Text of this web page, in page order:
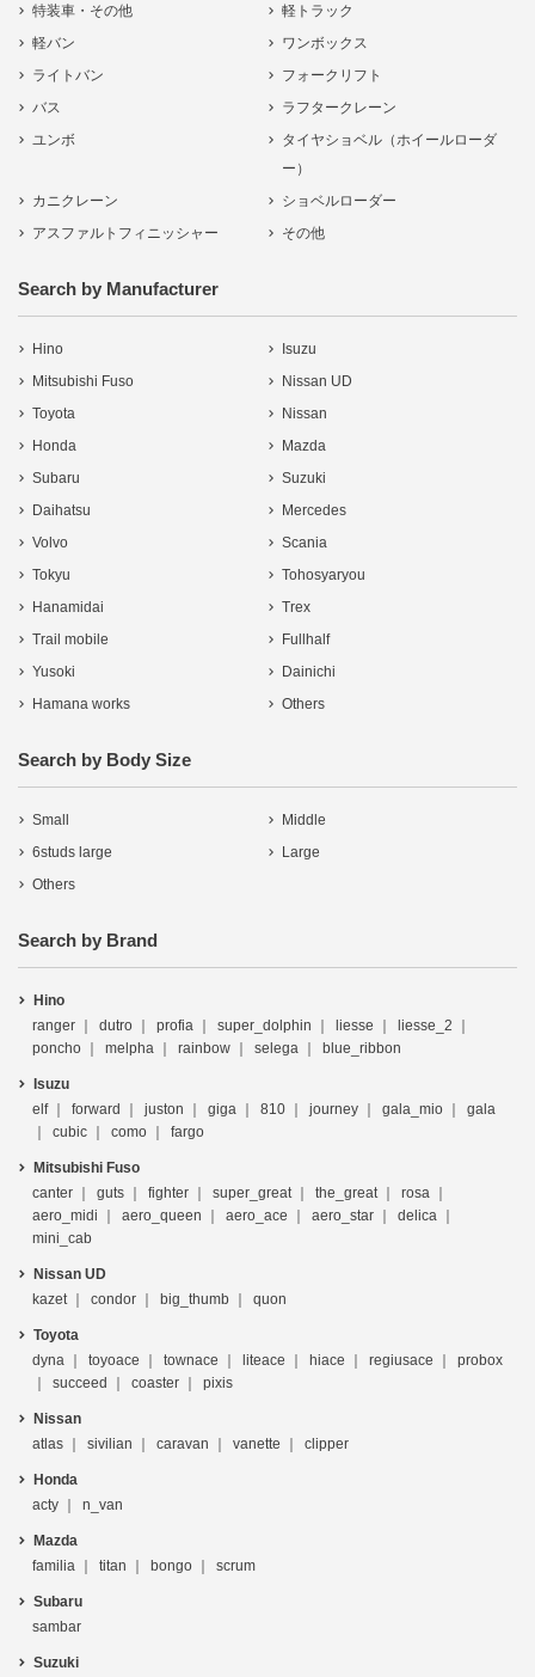
特装車・その他
軽トラック
軽バン
ワンボックス
ライトバン
フォークリフト
バス
ラフタークレーン
ユンボ
タイヤショベル（ホイールローダ
ー）
カニクレーン
ショベルローダー
アスファルトフィニッシャー
その他
Search by Manufacturer
Hino
Isuzu
Mitsubishi Fuso
Nissan UD
Toyota
Nissan
Honda
Mazda
Subaru
Suzuki
Daihatsu
Mercedes
Volvo
Scania
Tokyu
Tohosyaryou
Hanamidai
Trex
Trail mobile
Fullhalf
Yusoki
Dainichi
Hamana works
Others
Search by Body Size
Small
Middle
6studs large
Large
Others
Search by Brand
Hino
ranger
dutro profia super_dolphin liesse
liesse_2
poncho
melpha rainbow selega blue_ribbon
Isuzu
elf
forward juston giga 810 journey gala_mio
gala
cubic
como fargo
Mitsubishi Fuso
canter
guts fighter super_great the_great
rosa
aero_midi
aero_queen aero_ace aero_star
delica
mini_cab
Nissan UD
kazet
condor big_thumb quon
Toyota
dyna
toyoace townace liteace hiace regiusace
probox
succeed
coaster pixis
Nissan
atlas
sivilian caravan vanette clipper
Honda
acty
n_van
Mazda
familia
titan bongo scrum
Subaru
sambar
Suzuki